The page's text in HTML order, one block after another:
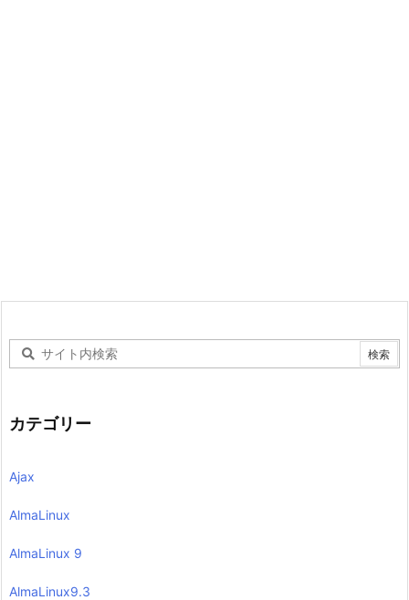
カテゴリー
Ajax
AlmaLinux
AlmaLinux 9
AlmaLinux9.3